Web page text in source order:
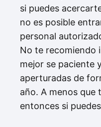
si puedes
no es posible
personal
No te recomiendo
mejor se paciente
aperturadas de
año. A menos que
entonces si